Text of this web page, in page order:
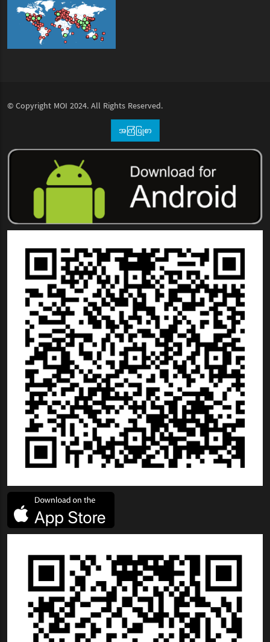
© Copyright MOI 2024. All Rights Reserved.
အကြံပြုစာ